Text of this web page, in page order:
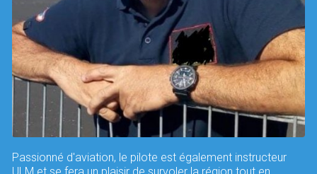
Passionné d'aviation, le pilote est également instructeur